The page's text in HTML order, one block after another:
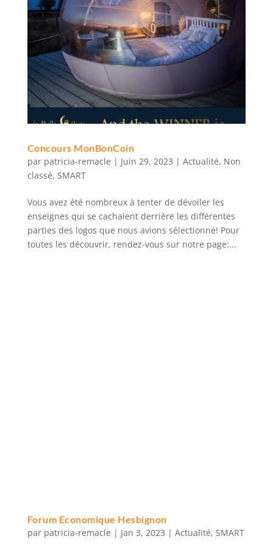
Concours MonBonCoin
par patricia-remacle | Juin 29, 2023 | Actualité, Non
classé, SMART
Vous avez été nombreux à tenter de dévoiler les
enseignes qui se cachaient derrière les différentes
parties des logos que nous avions sélectionné! Pour
toutes les découvrir, rendez-vous sur notre page:...
Forum Economique Hesbignon
par patricia-remacle | Jan 3, 2023 | Actualité, SMART